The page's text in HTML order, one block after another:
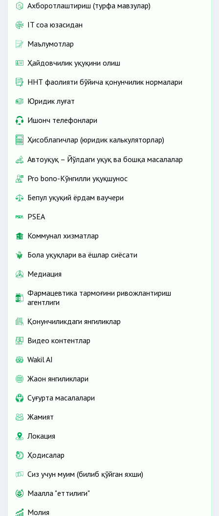
Ахборотлаштириш (турфа мавзулар)
IT соҳа юзасидан
Маълумотлар
Ҳайдовчилик ҳуқуқини олиш
ННТ фаолияти бўйича қонунчилик нормалари
Юридик луғат
Ишонч телефонлари
Ҳисоблагичлар (юридик калькуляторлар)
Автоҳуқуқ – Йўлдаги ҳуқуқ ва бошқа масалалар
Pro bono-Кўнгилли ҳуқуқшунос
Бепул ҳуқуқий ёрдам ваучери
PSEA
Коммунал хизматлар
Бола ҳуқуқлари ва ёшлар сиёсати
Медиация
Фармацевтика тармоғини ривожлантириш
агентлиги
Қонунчиликдаги янгиликлар
Видео контентлар
Wakil AI
Жаҳон янгиликлари
Cуғурта масалалари
Жамият
Локация
Ҳодисалар
Сиз учун муҳим (билиб қўйган яхши)
Маҳалла "еттилиги"
Молия